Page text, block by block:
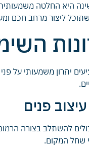
היא החלטה משמעותית
ליצור מרחב חכם
יתרון משמעותי על
פנים
להשתלב בצורה
שחל המקום.